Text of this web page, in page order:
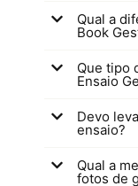
Qual a
Book
Que tipo
Ensaio
Devo
ensaio?
Qual a
fotos de